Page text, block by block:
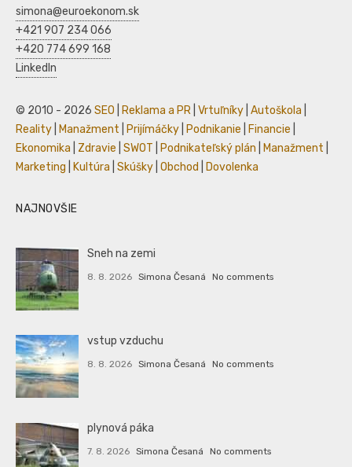
simona@euroekonom.sk
+421 907 234 066
+420 774 699 168
LinkedIn
© 2010 - 2026 SEO Reklama a PR Vrtuľníky Autoškola
Reality
Manažment Prijímáčky Podnikanie Financie
Ekonomika
Zdravie SWOT Podnikateľský plán Manažment
Marketing
Kultúra Skúšky Obchod Dovolenka
NAJNOVŠIE
Sneh na zemi
8. 8. 2026 Simona Česaná No comments
vstup vzduchu
8. 8. 2026 Simona Česaná No comments
plynová páka
7. 8. 2026 Simona Česaná No comments